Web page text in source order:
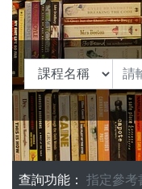
查詢功能： 指定參考